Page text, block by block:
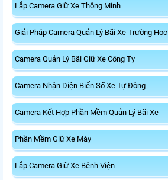
Lắp Camera Giữ Xe Thông Minh
Giải Pháp Camera Quản Lý Bãi Xe Trường Học
Camera Quản Lý Bãi Giữ Xe Công Ty
Camera Nhận Diện Biển Số Xe Tự Động
Camera Kết Hợp Phần Mềm Quản Lý Bãi Xe
Phần Mềm Giữ Xe Máy
Lắp Camera Giữ Xe Bệnh Viện